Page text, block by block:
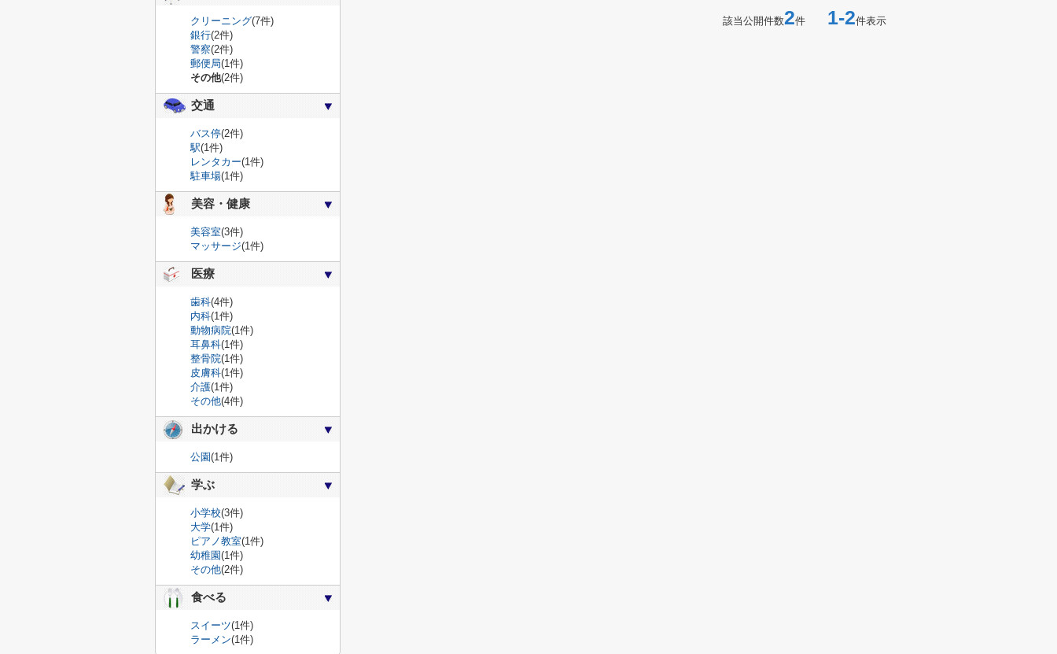
該当公開件数2件 1-2件表示
クリーニング(7件)
銀行(2件)
警察(2件)
郵便局(1件)
その他(2件)
交通
バス停(2件)
駅(1件)
レンタカー(1件)
駐車場(1件)
美容・健康
美容室(3件)
マッサージ(1件)
医療
歯科(4件)
内科(1件)
動物病院(1件)
耳鼻科(1件)
整骨院(1件)
皮膚科(1件)
介護(1件)
その他(4件)
出かける
公園(1件)
学ぶ
小学校(3件)
大学(1件)
ピアノ教室(1件)
幼稚園(1件)
その他(2件)
食べる
スイーツ(1件)
ラーメン(1件)